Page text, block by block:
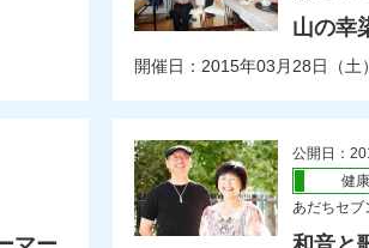
山の幸
開催日：2015年03月28日（土）
公開日：
健康
あだちセブ